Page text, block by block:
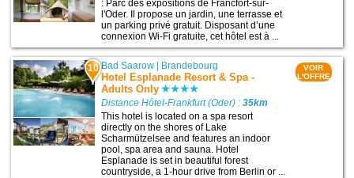
: Parc des expositions de Francfort-sur-
l'Oder. Il propose un jardin, une terrasse et
un parking privé gratuit. Disposant d’une
connexion Wi-Fi gratuite, cet hôtel est à ...
10 Bad Saarow | Brandebourg
Hotel Esplanade Resort & Spa -
Adults Only
Distance Hôtel-Frankfurt (Oder) :35km
This hotel is located on a spa resort
directly on the shores of Lake
Scharmützelsee and features an indoor
pool, spa area and sauna. Hotel
Esplanade is set in beautiful forest
countryside, a 1-hour drive from Berlin or ...
VOIR
L'OFFRE